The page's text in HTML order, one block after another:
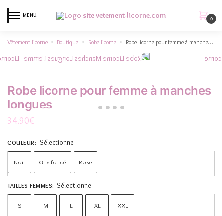
MENU
0
Vêtement licorne » Boutique » Robe licorne » Robe licorne pour femme à manches longues
Robe licorne pour femme à manches
longues
34.90€
COULEUR: Sélectionne
Noir Gris foncé Rose
TAILLES FEMMES: Sélectionne
S M L XL XXL